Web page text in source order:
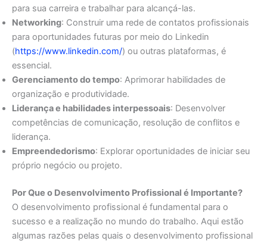
para sua carreira e trabalhar para alcançá-las.
Networking: Construir uma rede de contatos profissionais
para oportunidades futuras por meio do Linkedin
(https://www.linkedin.com/) ou outras plataformas, é
essencial.
Gerenciamento do tempo: Aprimorar habilidades de
organização e produtividade.
Liderança e habilidades interpessoais: Desenvolver
competências de comunicação, resolução de conflitos e
liderança.
Empreendedorismo: Explorar oportunidades de iniciar seu
próprio negócio ou projeto.
Por Que o Desenvolvimento Profissional é Importante?
O desenvolvimento profissional é fundamental para o
sucesso e a realização no mundo do trabalho. Aqui estão
algumas razões pelas quais o desenvolvimento profissional